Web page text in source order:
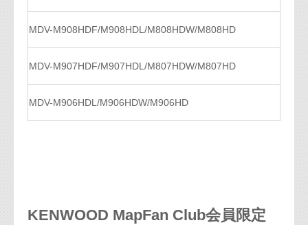
MDV-M908HDF/M908HDL/M808HDW/M808HD
MDV-M907HDF/M907HDL/M807HDW/M807HD
MDV-M906HDL/M906HDW/M906HD
KENWOOD MapFan Club会員限定